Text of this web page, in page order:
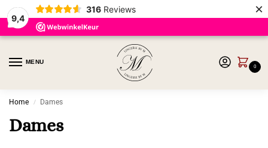
9,4
316 Reviews ×
MENU
0
Home / Dames
Dames